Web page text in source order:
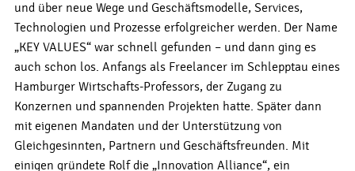
und über neue Wege und Geschäftsmodelle, Services,
Technologien und Prozesse erfolgreicher werden. Der Name
„KEY VALUES“ war schnell gefunden – und dann ging es
auch schon los. Anfangs als Freelancer im Schlepptau eines
Hamburger Wirtschafts-Professors, der Zugang zu
Konzernen und spannenden Projekten hatte. Später dann
mit eigenen Mandaten und der Unterstützung von
Gleichgesinnten, Partnern und Geschäftsfreunden. Mit
einigen gründete Rolf die „Innovation Alliance“, ein